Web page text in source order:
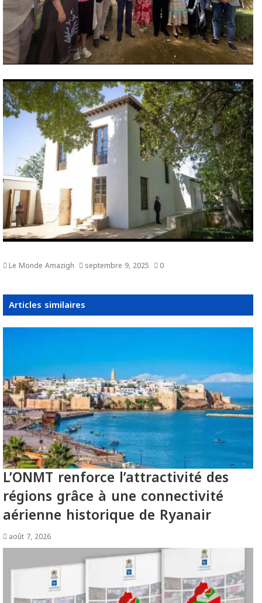
Le Monde Amazigh septembre 9, 2025 0
Articles similaires
L’ONMT renforce l’attractivité des
régions grâce à une connectivité
aérienne historique de Ryanair
août 7, 2026